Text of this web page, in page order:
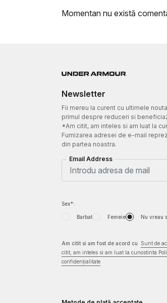
Momentan nu există
Newsletter
Fii mereu la curent cu ultimele
primul despre reduceri si
*Am citit, am inteles si am luat la
Furnizarea adresei de e-mail
din partea noastra.
Email Address
Sex*:
Barbat Femeie Nu vreau
Am citit si am fost de acord cu
Sunt de
citit, am inteles si am luat la cunostinta
confidențialitate